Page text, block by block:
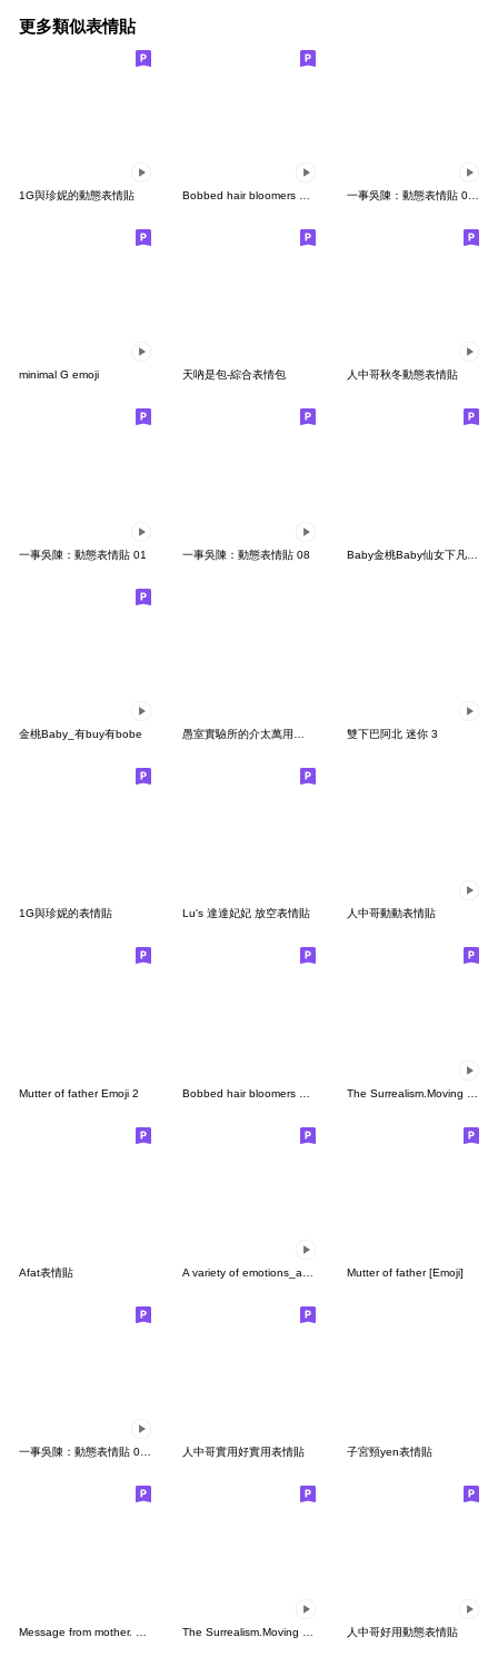
更多類似表情貼
1G與珍妮的動態表情貼 一事吳陳：動態表情貼 04 - 手手動起來
minimal G emoji 天吶是包-綜合表情包 人中哥秋冬動態表情貼
一事吳陳：動態表情貼 01 一事吳陳：動態表情貼 08 Baby金桃Baby仙女下凡表情貼
金桃Baby_有buy有bobe 雙下巴阿北 迷你 3
1G與珍妮的表情貼 Lu's 達達妃妃 放空表情貼 人中哥動動表情貼
Mutter of father Emoji 2
Afat表情貼 Mutter of father [Emoji]
一事吳陳：動態表情貼 02 - 職場篇 人中哥實用好實用表情貼 子宮頸yen表情貼
人中哥好用動態表情貼